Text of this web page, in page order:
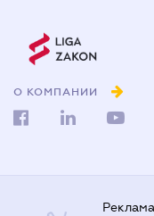
О КОМПАНИИ